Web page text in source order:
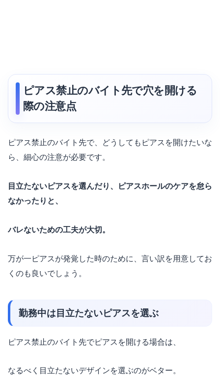
ピアス禁止のバイト先で穴を開ける
際の注意点
ピアス禁止のバイト先で、どうしてもピアスを開けたいな
ら、細心の注意が必要です。
目立たないピアスを選んだり、ピアスホールのケアを怠ら
なかったりと、
バレないための工夫が大切。
万が一ピアスが発覚した時のために、言い訳を用意してお
くのも良いでしょう。
勤務中は目立たないピアスを選ぶ
ピアス禁止のバイト先でピアスを開ける場合は、
なるべく目立たないデザインを選ぶのがベター。